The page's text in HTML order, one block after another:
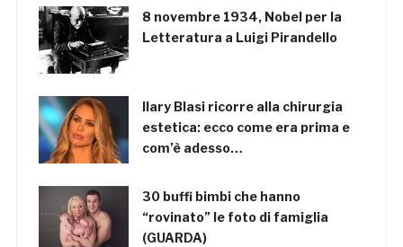
8 novembre 1934, Nobel per la
Letteratura a Luigi Pirandello
Ilary Blasi ricorre alla chirurgia
estetica: ecco come era prima e
com’è adesso…
30 buffi bimbi che hanno
“rovinato” le foto di famiglia
(GUARDA)